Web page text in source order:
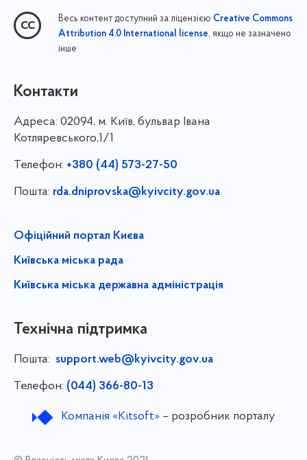
Весь контент доступний за ліцензією Creative Commons
Attribution 4.0 International license, якщо не зазначено
інше
Контакти
Адреса: 02094, м. Київ, бульвар Івана
Котляревського,1/1
Телефон: +380 (44) 573-27-50
Пошта: rda.dniprovska@kyivcity.gov.ua
Офіційний портал Києва
Київська міська рада
Київська міська державна адміністрація
Технічна підтримка
Пошта: support.web@kyivcity.gov.ua
Телефон: (044) 366-80-13
Компанія «Kitsoft»– розробник порталу